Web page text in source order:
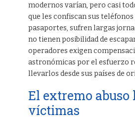
modernos varían, pero casi
que les confiscan sus
pasaportes, sufren largas
no tienen posibilidad de
operadores exigen
astronómicas por el esfuerzo
llevarlos desde sus países de
El extremo abuso
víctimas